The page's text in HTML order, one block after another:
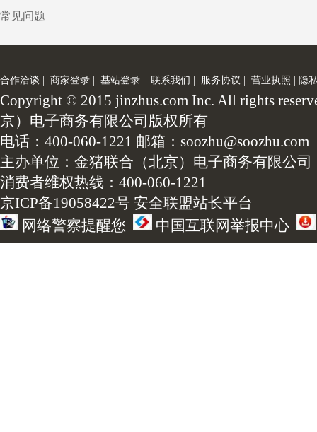
常见问题
合作洽谈 商家登录 基站登录 联系我们 服务协议 营业执照 隐
Copyright © 2015 jinzhus.com Inc. All rights
京）电子商务有限公司版权所有
电话：400-060-1221 邮箱：soozhu@soozhu.com
主办单位：金猪联合（北京）电子商务有限公司
消费者维权热线：400-060-1221
京ICP备19058422号 安全联盟站长平台
网络警察提醒您
中国互联网举报中心